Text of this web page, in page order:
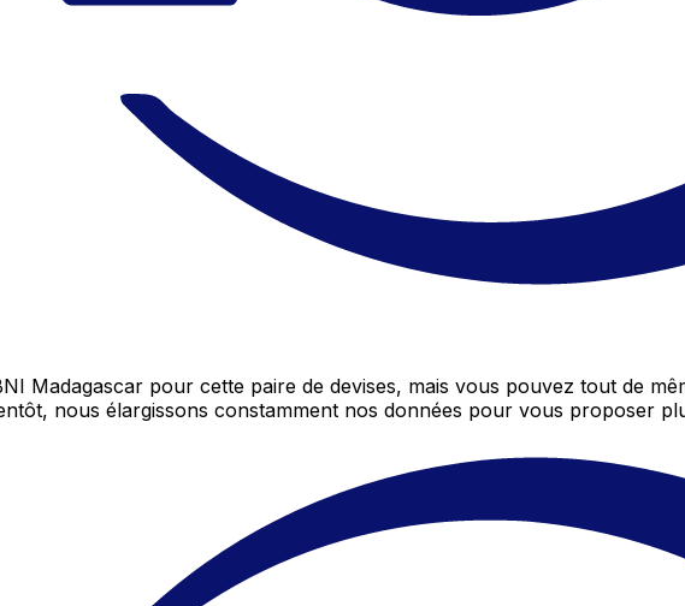
Madagascar pour cette paire de devises, mais vous pouvez tout de
nous élargissons constamment nos données pour vous proposer